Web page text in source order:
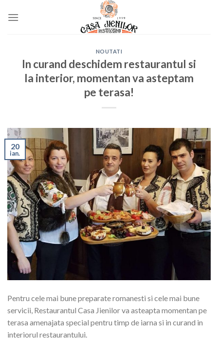
NOUTATI
In curand deschidem restaurantul si
la interior, momentan va asteptam
pe terasa!
20
ian.
Pentru cele mai bune preparate romanesti si cele mai bune
servicii, Restaurantul Casa Jienilor va asteapta momentan pe
terasa amenajata special pentru timp de iarna si in curand in
interiorul restaurantului.